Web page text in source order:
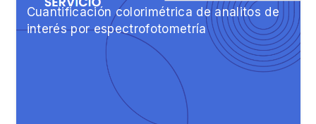
Cuantificación colorimétrica de analitos de
interés por espectrofotometría